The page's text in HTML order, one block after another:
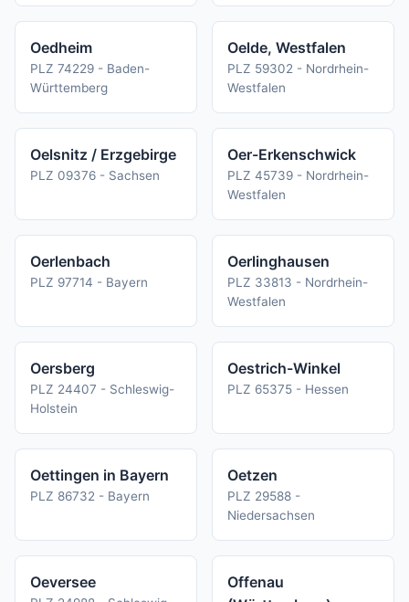
Oedheim
PLZ 74229 - Baden-
Württemberg
Oelde, Westfalen
PLZ 59302 - Nordrhein-
Westfalen
Oelsnitz / Erzgebirge
PLZ 09376 - Sachsen
Oer-Erkenschwick
PLZ 45739 - Nordrhein-
Westfalen
Oerlenbach
PLZ 97714 - Bayern
Oerlinghausen
PLZ 33813 - Nordrhein-
Westfalen
Oersberg
PLZ 24407 - Schleswig-
Holstein
Oestrich-Winkel
PLZ 65375 - Hessen
Oettingen in Bayern
PLZ 86732 - Bayern
Oetzen
PLZ 29588 -
Niedersachsen
Oeversee
Offenau